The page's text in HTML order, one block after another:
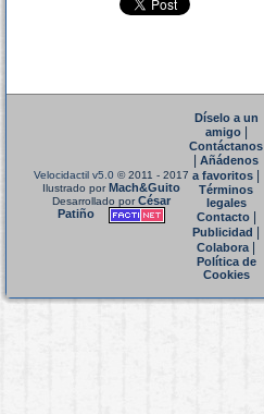
Velocidactil v5.0 © 2011 - 2017
Ilustrado porMach&Guito
Desarrollado porCésar
Patiño
Díselo a un
amigo|
Contáctanos
Añádenos
a favoritos
Términos
legales
Contacto|
Publicidad
Colabora|
Política de
Cookies